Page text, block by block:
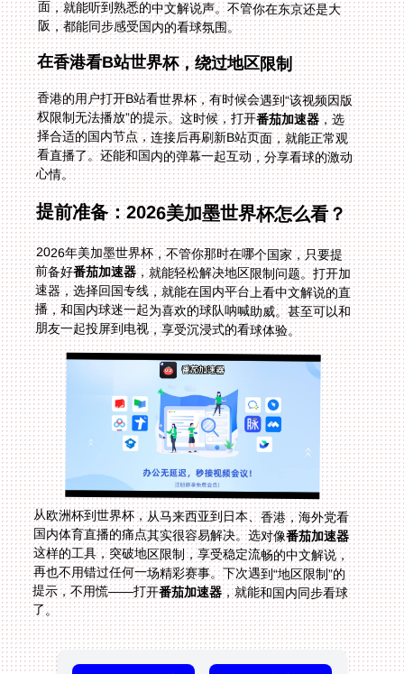
阪，都能同步感受国内的看球氛围。
在香港看B站世界杯，绕过地区限制
香港的用户打开B站看世界杯，有时候会遇到“该视频因版
权限制无法播放”的提示。这时候，打开番茄加速器，选
择合适的国内节点，连接后再刷新B站页面，就能正常观
看直播了。还能和国内的弹幕一起互动，分享看球的激动
心情。
提前准备：2026美加墨世界杯怎么看？
2026年美加墨世界杯，不管你那时在哪个国家，只要提
前备好番茄加速器，就能轻松解决地区限制问题。打开加
速器，选择回国专线，就能在国内平台上看中文解说的直
播，和国内球迷一起为喜欢的球队呐喊助威。甚至可以和
朋友一起投屏到电视，享受沉浸式的看球体验。
从欧洲杯到世界杯，从马来西亚到日本、香港，海外党看
国内体育直播的痛点其实很容易解决。选对像番茄加速器
这样的工具，突破地区限制，享受稳定流畅的中文解说，
再也不用错过任何一场精彩赛事。下次遇到“地区限制”的
提示，不用慌——打开番茄加速器，就能和国内同步看球
了。